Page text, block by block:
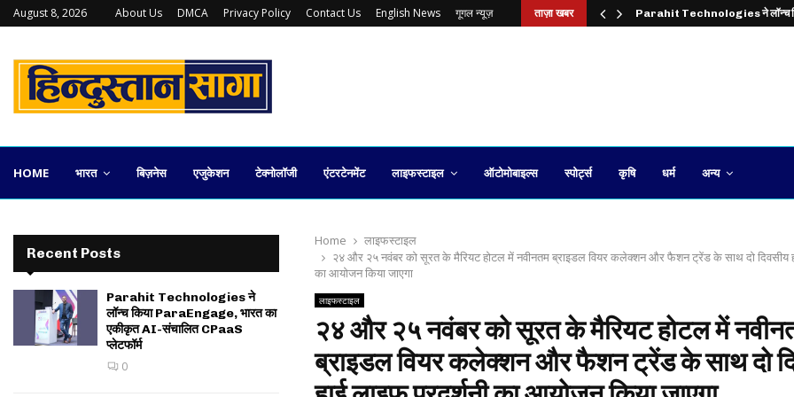
August 8, 2026 About Us DMCA Privacy Policy Contact Us English News गूगल न्यूज़ ताज़ा खबर
युवराज पराशर की ‘गुड़हल’ अब प्रमुख OTT… Parahit Technologies ने लॉन्च
HOME भारत बिज़नेस एजुकेशन टेक्नोलॉजी एंटरटेनमेंट लाइफस्टाइल ऑटोमोबाइल्स स्पोर्ट्स कृषि धर्म अन्य
Home
लाइफस्टाइल
२४ और २५ नवंबर को सूरत के मैरियट होटल में नवीनतम ब्राइडल वियर कलेक्शन और फैशन ट्रेंड के साथ दो दिवसीय
का आयोजन किया जाएगा
लाइफस्टाइल
२४ और २५ नवंबर को सूरत के मैरियट होटल में
ब्राइडल वियर कलेक्शन और फैशन ट्रेंड के साथ दो
Recent Posts
Parahit Technologies ने
लॉन्च किया ParaEngage, भारत का
एकीकृत AI-संचालित CPaaS
प्लेटफॉर्म
0